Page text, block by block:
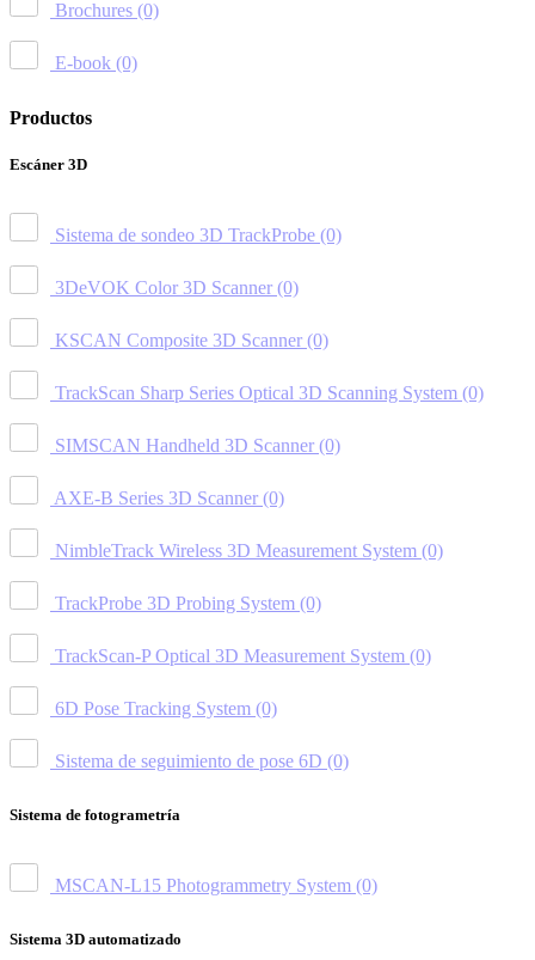
Brochures (0)
E-book (0)
Productos
Escáner 3D
Sistema de sondeo 3D TrackProbe (0)
3DeVOK Color 3D Scanner (0)
KSCAN Composite 3D Scanner (0)
TrackScan Sharp Series Optical 3D Scanning System (0)
SIMSCAN Handheld 3D Scanner (0)
AXE-B Series 3D Scanner (0)
NimbleTrack Wireless 3D Measurement System (0)
TrackProbe 3D Probing System (0)
TrackScan-P Optical 3D Measurement System (0)
6D Pose Tracking System (0)
Sistema de seguimiento de pose 6D (0)
Sistema de fotogrametría
MSCAN-L15 Photogrammetry System (0)
Sistema 3D automatizado